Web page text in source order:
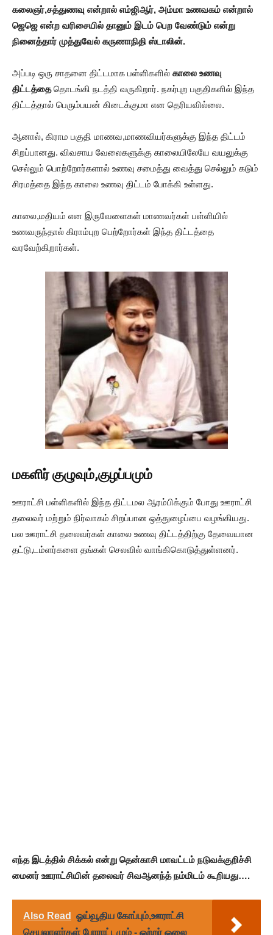
கலைஞர்,சத்துணவு என்றால் எம்ஜிஆர், அம்மா உணவகம் என்றால்
ஜெஜெ என்ற வரிசையில் தானும் இடம் பெற வேண்டும் என்று
நினைத்தார் முத்துவேல் கருணாநிதி ஸ்டாலின்.
அப்படி ஒரு சாதனை திட்டமாக பள்ளிகளில் காலை உணவு
திட்டத்தைதொடங்கி நடத்தி வருகிறார். நகர்புற பகுதிகளில் இந்த
திட்டத்தால் பெரும்பயன் கிடைக்குமா என தெரியவில்லை.
ஆனால், கிராம பகுதி மாணவ,மாணவியர்களுக்கு இந்த திட்டம்
சிறப்பானது. விவசாய வேலைகளுக்கு காலையிலேயே வயலுக்கு
செல்லும் பொற்றோர்களால் உணவு சமைத்து வைத்து செல்லும் கடும்
சிரமத்தை இந்த காலை உணவு திட்டம் போக்கி உள்ளது.
காலை,மதியம் என இருவேளைகள் மாணவர்கள் பள்ளியில்
உணவருந்தால் கிராம்புற பெற்றோர்கள் இந்த திட்டத்தை
வரவேற்கிறார்கள்.
மகளிர் குழுவும்,குழப்பமும்
ஊராட்சி பள்ளிகளில் இந்த திட்டமல ஆரம்பிக்கும் போது ஊராட்சி
தலைவர் மற்றும் நிர்வாகம் சிறப்பான ஒத்துழைப்பை வழங்கியது.
பல ஊராட்சி தலைவர்கள் காலை உணவு திட்டத்திற்கு தேவையான
தட்டு,டம்ளர்களை தங்கள் செலவில் வாங்கிகொடுத்துள்ளனர்.
எந்த இடத்தில் சிக்கல் என்று தென்காசி மாவட்டம் நடுவக்குறிச்சி
மைனர் ஊராட்சியின் தலைவர் சிவஆனந்த் நம்மிடம் கூறியது….
Also Read
ஓய்வூதிய கோப்பும்,ஊராட்சி
செயலாளர்கள் போராட்டமும் - ஒற்றர் ஓலை